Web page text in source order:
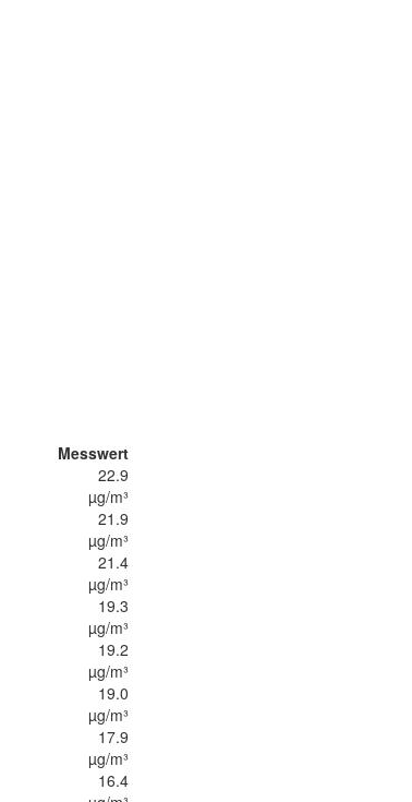
Messwert
22.9
µg/m³
21.9
µg/m³
21.4
µg/m³
19.3
µg/m³
19.2
µg/m³
19.0
µg/m³
17.9
µg/m³
16.4